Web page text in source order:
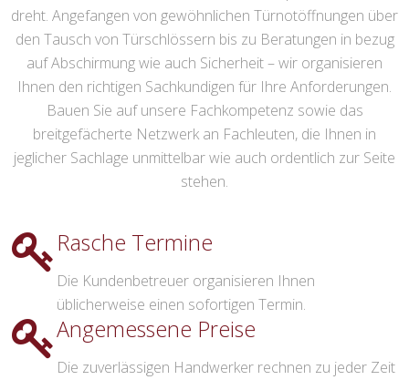
dreht. Angefangen von gewöhnlichen Türnotöffnungen über
den Tausch von Türschlössern bis zu Beratungen in bezug
auf Abschirmung wie auch Sicherheit – wir organisieren
Ihnen den richtigen Sachkundigen für Ihre Anforderungen.
Bauen Sie auf unsere Fachkompetenz sowie das
breitgefächerte Netzwerk an Fachleuten, die Ihnen in
jeglicher Sachlage unmittelbar wie auch ordentlich zur Seite
stehen.
Rasche Termine
Die Kundenbetreuer organisieren Ihnen
üblicherweise einen sofortigen Termin.
Angemessene Preise
Die zuverlässigen Handwerker rechnen zu jeder Zeit